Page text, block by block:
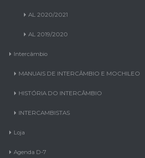
AL 2020/2021
AL 2019/2020
Intercâmbio
MANUAIS DE INTERCÂMBIO E MOCHILEO
HISTÓRIA DO INTERCÂMBIO
INTERCAMBISTAS
Loja
Agenda D-7